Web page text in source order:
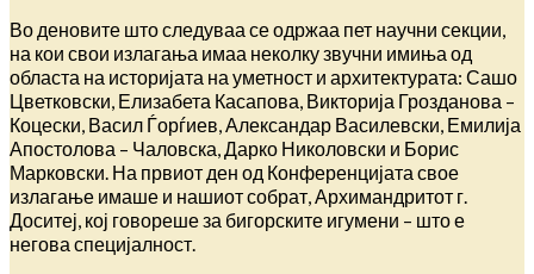
Во деновите што следуваа се одржаа пет научни секции,
на кои свои излагања имаа неколку звучни имиња од
областа на историјата на уметност и архитектурата: Сашо
Цветковски, Елизабета Касапова, Викторија Грозданова –
Коцески, Васил Ѓорѓиев, Александар Василевски, Емилија
Апостолова – Чаловска, Дарко Николовски и Борис
Марковски. На првиот ден од Конференцијата свое
излагање имаше и нашиот собрат, Архимандритот г.
Доситеј, кој говореше за бигорските игумени – што е
негова специјалност.